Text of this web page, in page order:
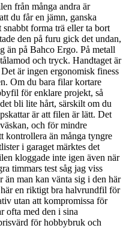
från många andra är
du får en jämn, ganska
forma trä eller ta bort
den på furu gick det undan,
än på Bahco Ergo. På metall
och tryck. Handtaget är
är ingen ergonomisk finess
Om du bara filar kortare
för enklare projekt, så
bli lite hårt, särskilt om du
är att filen är lätt. Det
och för mindre
kontrollera än många tyngre
i garaget märktes det
kloggade inte igen även när
timmars test såg jag viss
än man kan vänta sig i den här
en riktigt bra halvrundfil för
utan att kompromissa för
ofta med den i sina
för hobbybruk och